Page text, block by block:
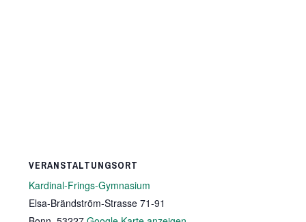
VERANSTALTUNGSORT
Kardinal-Frings-Gymnasium
Elsa-Brändström-Strasse 71-91